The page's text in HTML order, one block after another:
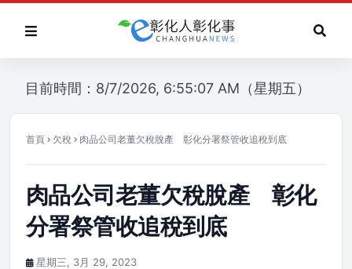
目前時間：8/7/2026, 6:55:07 AM（星期五）
首頁 欠稅 肉品公司老董欠稅脫產 彰化分署祭管收追稅到底
肉品公司老董欠稅脫產 彰化
分署祭管收追稅到底
星期三, 3月 29, 2023